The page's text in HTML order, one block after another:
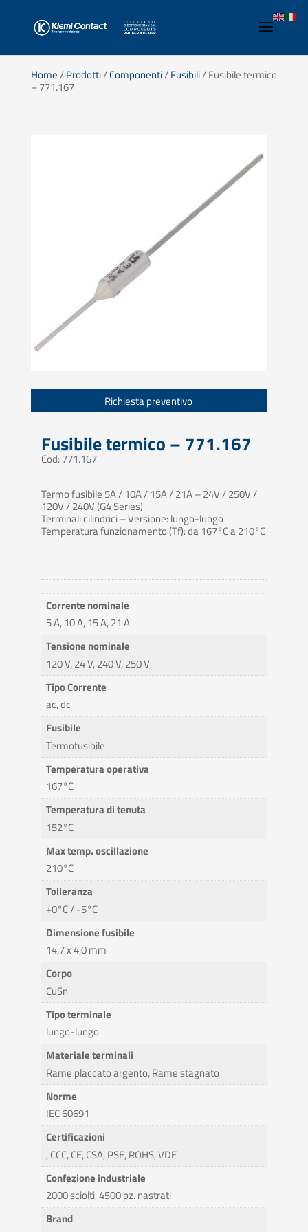
Home/Prodotti/Componenti/Fusibili/ Fusibile termico
– 771.167
Richiesta preventivo
Fusibile termico – 771.167
Cod: 771.167
Termo fusibile 5A / 10A / 15A / 21A – 24V / 250V /
120V / 240V (G4 Series)
Terminali cilindrici – Versione: lungo-lungo
Temperatura funzionamento (Tf): da 167°C a 210°C
Corrente nominale
5 A, 10 A, 15 A, 21 A
Tensione nominale
120 V, 24 V, 240 V, 250 V
Tipo Corrente
ac, dc
Fusibile
Termofusibile
Temperatura operativa
167°C
Temperatura di tenuta
152°C
Max temp. oscillazione
210°C
Tolleranza
+0°C / -5°C
Dimensione fusibile
14,7 x 4,0 mm
Corpo
CuSn
Tipo terminale
lungo-lungo
Materiale terminali
Rame placcato argento, Rame stagnato
Norme
IEC 60691
Certificazioni
, CCC, CE, CSA, PSE, ROHS, VDE
Confezione industriale
2000 sciolti, 4500 pz. nastrati
Brand